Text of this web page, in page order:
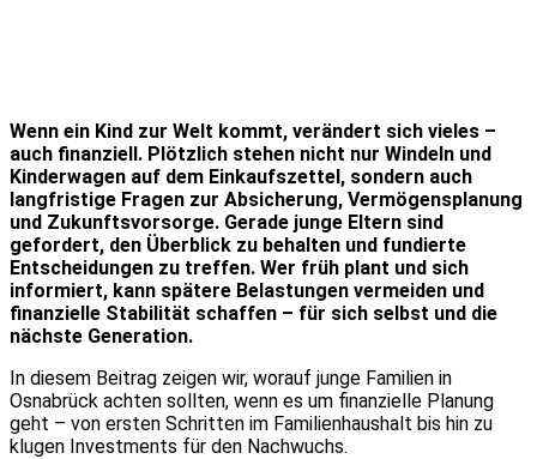
Wenn ein Kind zur Welt kommt, verändert sich vieles –
auch finanziell. Plötzlich stehen nicht nur Windeln und
Kinderwagen auf dem Einkaufszettel, sondern auch
langfristige Fragen zur Absicherung, Vermögensplanung
und Zukunftsvorsorge. Gerade junge Eltern sind
gefordert, den Überblick zu behalten und fundierte
Entscheidungen zu treffen. Wer früh plant und sich
informiert, kann spätere Belastungen vermeiden und
finanzielle Stabilität schaffen – für sich selbst und die
nächste Generation.
In diesem Beitrag zeigen wir, worauf junge Familien in
Osnabrück achten sollten, wenn es um finanzielle Planung
geht – von ersten Schritten im Familienhaushalt bis hin zu
klugen Investments für den Nachwuchs.